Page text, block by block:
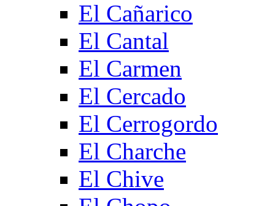
El Cañarico
El Cantal
El Carmen
El Cercado
El Cerrogordo
El Charche
El Chive